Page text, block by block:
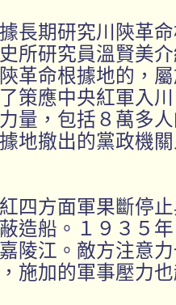
期研究川陝革命
所研究員溫賢美
革命根據地的，
策應中央紅軍入
量，包括８萬多
地撤出的黨政機
方面軍果斷停止
造船。１９３５
陵江。敵方注意
施加的軍事壓力